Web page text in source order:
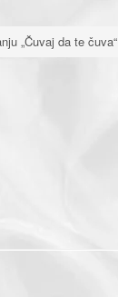
„Čuvaj da te čuva“